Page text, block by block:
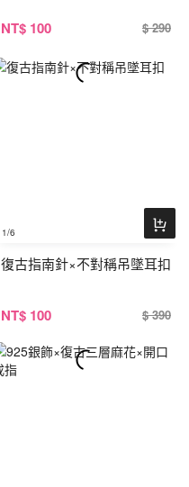
NT$ 100 $ 290
1/6
復古指南針×不對稱吊墜耳扣
NT$ 100 $ 390